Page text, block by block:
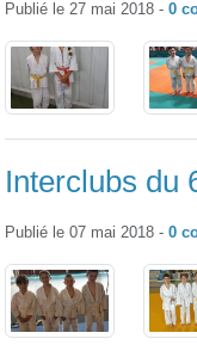
Publié le 27 mai 2018 - 0
Interclubs du
Publié le 07 mai 2018 - 0